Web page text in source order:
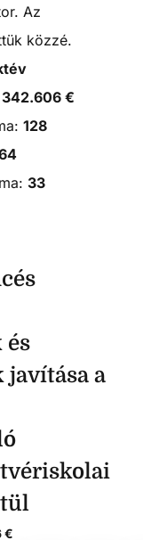
Az
közzé.
342.606 €
128
33
és
javítása a
€